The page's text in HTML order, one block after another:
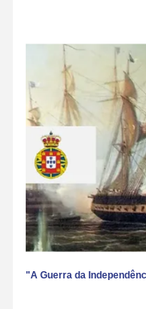
"A Guerra da